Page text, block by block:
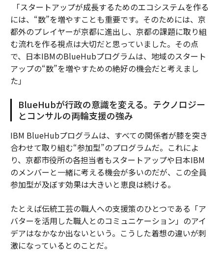
「スタートアップが成長するためのエコシステムを作る
には、“数”を増やすことも重要です。そのためには、京
都外のプレイヤーが京都に進出し、京都の課題に取り組
む流れを作る視点は大切だと思っていました。その点
で、日本IBMのBlueHubプログラムは、地域のスタート
アップの“数”を増やすための絶好の機会だと考えまし
た」
BlueHubが行政の意識を変える。テクノロジー
とコンサルの両輪支援の強み
IBM BlueHubプログラムは、すべての関係者が膝を突き
合わせて取り組む“参加型”のプログラムだ。これによ
り、京都市役所の各担当者もスタートアップや日本IBM
のメンバーと一緒に考える機会が多いのだが、この全員
参加型が及ぼす効果は大きいと恵良は続ける。
たとえば伝統工芸の職人への支援策のひとつである「ア
バターを活用した職人とのコミュニケーション」のアイ
デアはなかなか出ないという。こうした着想の違いが刺
激になっているとのことだ。